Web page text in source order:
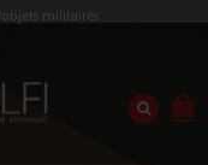
militaires